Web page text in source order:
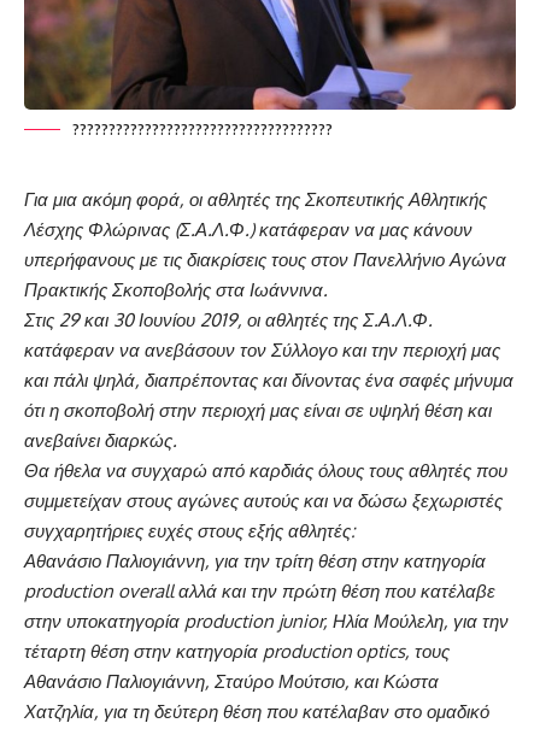
????????????????????????????????????
Για μια ακόμη φορά, οι αθλητές της Σκοπευτικής Αθλητικής
Λέσχης Φλώρινας (Σ.Α.Λ.Φ.) κατάφεραν να μας κάνουν
υπερήφανους με τις διακρίσεις τους στον Πανελλήνιο Αγώνα
Πρακτικής Σκοποβολής στα Ιωάννινα.
Στις 29 και 30 Ιουνίου 2019, οι αθλητές της Σ.Α.Λ.Φ.
κατάφεραν να ανεβάσουν τον Σύλλογο και την περιοχή μας
και πάλι ψηλά, διαπρέποντας και δίνοντας ένα σαφές μήνυμα
ότι η σκοποβολή στην περιοχή μας είναι σε υψηλή θέση και
ανεβαίνει διαρκώς.
Θα ήθελα να συγχαρώ από καρδιάς όλους τους αθλητές που
συμμετείχαν στους αγώνες αυτούς και να δώσω ξεχωριστές
συγχαρητήριες ευχές στους εξής αθλητές:
Αθανάσιο Παλιογιάννη, για την τρίτη θέση στην κατηγορία
production overall αλλά και την πρώτη θέση που κατέλαβε
στην υποκατηγορία production junior, Ηλία Μούλελη, για την
τέταρτη θέση στην κατηγορία production οptics, τους
Αθανάσιο Παλιογιάννη, Σταύρο Μούτσιο, και Κώστα
Χατζηλία, για τη δεύτερη θέση που κατέλαβαν στο ομαδικό